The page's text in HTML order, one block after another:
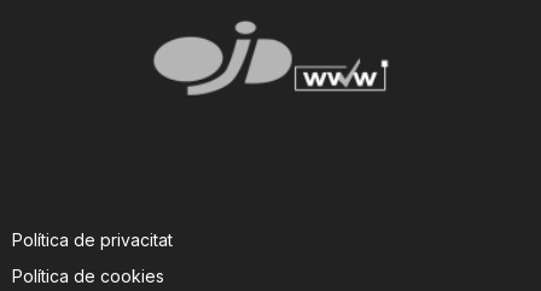
Política de privacitat
Política de cookies